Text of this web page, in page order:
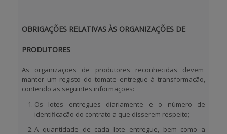
OBRIGAÇÕES RELATIVAS ÀS ORGANIZAÇÕES DE
PRODUTORES
As organizações de produtores reconhecidas devem
manter um registo do tomate entregue à transformação,
contendo as seguintes informações:
Os lotes entregues diariamente e o número de
identificação do contrato a que disserem respeito;
A quantidade de cada lote entregue, bem como a